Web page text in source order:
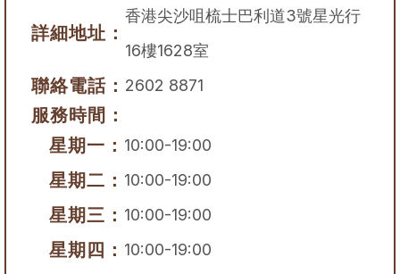
詳細地址：
香港尖沙咀梳士巴利道3號星光行
16樓1628室
聯絡電話： 2602 8871
服務時間：
星期一： 10:00-19:00
星期二： 10:00-19:00
星期三： 10:00-19:00
星期四： 10:00-19:00